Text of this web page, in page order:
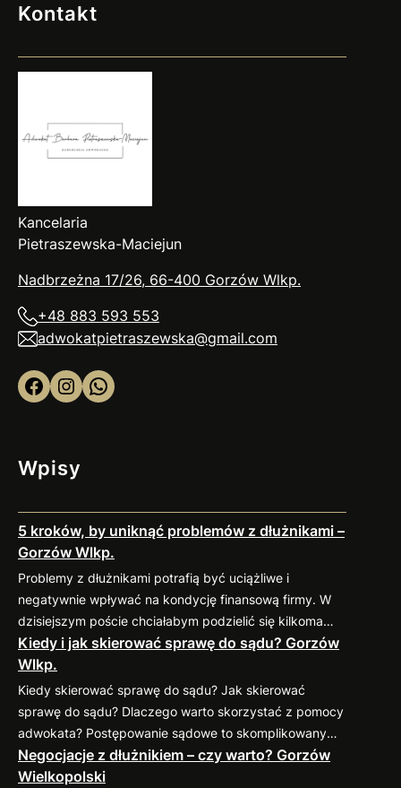
Kontakt
Kancelaria
Pietraszewska-Maciejun
Nadbrzeżna 17/26, 66-400 Gorzów Wlkp.
+48 883 593 553
adwokatpietraszewska@gmail.com
Facebook Instagram WhatsApp
Wpisy
5 kroków, by uniknąć problemów z dłużnikami –
Gorzów Wlkp.
Problemy z dłużnikami potrafią być uciążliwe i
negatywnie wpływać na kondycję finansową firmy. W
dzisiejszym poście chciałabym podzielić się kilkoma
sprawdzonymi praktykami, które pomogą
zminimalizować ryzyko takich sytuacji. 1. Weryfikacja
kontrahenta przed nawiązaniem współpracy Zanim
podpiszesz umowę, dokładnie sprawdź potencjalnego
kontrahenta. Możesz zweryfikować jego wiarygodność
finansową w dostępnych bazach gospodarczych (np.
KRD, BIG) oraz poprosić o…
Kiedy i jak skierować sprawę do sądu? Gorzów
Wlkp.
Kiedy skierować sprawę do sądu? Jak skierować
sprawę do sądu? Dlaczego warto skorzystać z pomocy
adwokata? Postępowanie sądowe to skomplikowany
proces, który wymaga znajomości przepisów oraz
procedur. Profesjonalny pełnomocnik: Jeśli
Negocjacje z dłużnikiem – czy warto? Gorzów
Wielkopolski